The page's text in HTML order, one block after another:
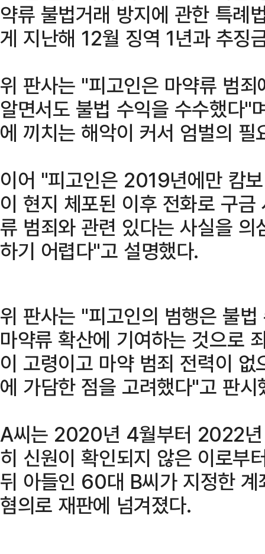
약류 불법거래 방지에 관한 특례
게 지난해 12월 징역 1년과 추
위 판사는 "피고인은 마약류 범
알면서도 불법 수익을 수수했다"
에 끼치는 해악이 커서 엄벌의
이어 "피고인은 2019년에만 캄
이 현지 체포된 이후 전화로 구
류 범죄와 관련 있다는 사실을
하기 어렵다"고 설명했다.
위 판사는 "피고인의 범행은 불
마약류 확산에 기여하는 것으로
이 고령이고 마약 범죄 전력이
에 가담한 점을 고려했다"고 판시
A씨는 2020년 4월부터 2022년
히 신원이 확인되지 않은 이로
뒤 아들인 60대 B씨가 지정한
혐의로 재판에 넘겨졌다.